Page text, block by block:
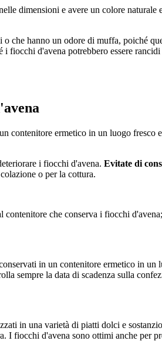
dimensioni e avere un colore naturale
che hanno un odore di muffa, poiché
i fiocchi d'avena potrebbero essere
contenitore ermetico in un luogo fresco
i fiocchi d'avena. Evitate di
o per la cottura.
che conserva i fiocchi
in un contenitore ermetico in
sempre la data di scadenza sulla
in una varietà di piatti dolci e
I fiocchi d'avena sono ottimi anche per